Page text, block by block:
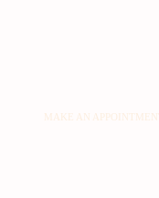
MAKE AN